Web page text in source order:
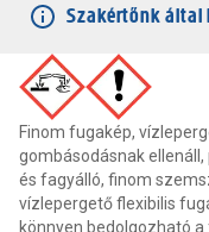
Szakértőnk által
Finom fugakép,
gombásodásnak
és fagyálló, finom
vízlepergető flexibilis
könnyen bedolgozható